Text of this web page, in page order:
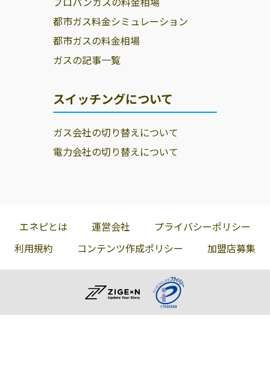
都市ガス料金シミュレーション
都市ガスの料金相場
ガスの記事一覧
スイッチングについて
ガス会社の切り替えについて
電力会社の切り替えについて
エネピとは 運営会社
プライバシーポリシー
利用規約
コンテンツ作成ポリシー 加盟店募集